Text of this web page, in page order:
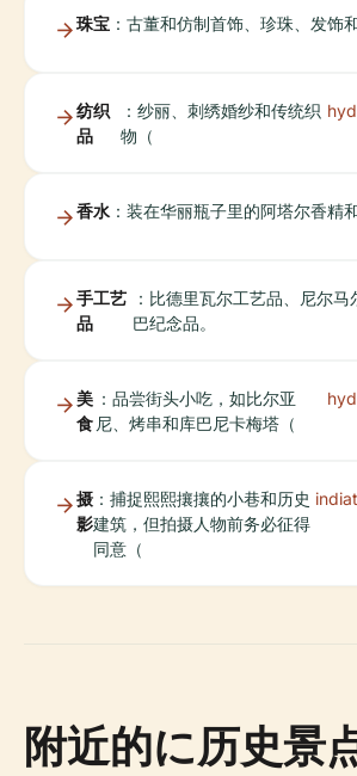
珠宝 ：古董和仿制首饰、珍珠、发饰
纺织
品
：纱丽、刺绣婚纱和传统织
物（
香水 ：装在华丽瓶子里的阿塔尔香精
手工艺
品
：比德里瓦尔工艺品、尼尔
巴纪念品。
美
食
：品尝街头小吃，如比尔亚
尼、烤串和库巴尼卡梅塔（
摄
影
：捕捉熙熙攘攘的小巷和历史
建筑，但拍摄人物前务必征得
同意（
附近的に历史景